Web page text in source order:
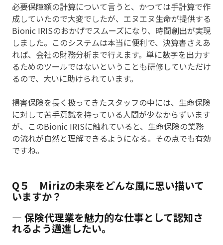
必要保障額の計算について言うと、かつては手計算で作
成していたので大変でしたが、エヌエヌ生命が提供する
Bionic IRISのおかげでスムーズになり、時間創出が実現
しました。このシステムは本当に便利で、決算書さえあ
れば、会社の財務分析まで行えます。単に数字を出力す
るためのツールではないということも研修していただけ
るので、大いに助けられています。
損害保険を長く扱ってきたスタッフの中には、生命保険
に対して苦手意識を持っている人間が少なからずいます
が、このBionic IRISに触れていると、生命保険の業務
の流れが自然と理解できるようになる。その点でも有効
ですね。
Q５ Mirizの未来をどんな風に思い描いて
いますか？
― 保険代理業を魅力的な仕事として認知さ
れるよう邁進したい。